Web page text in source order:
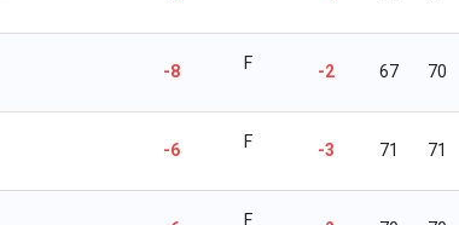
-8 F -2 67 70
-6 F -3 71 71
F